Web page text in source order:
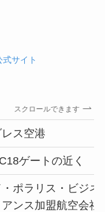
サイト
スクロールできます
ス空港
ゲートの近く
・ポラリス・ビジ
アンス加盟航空会